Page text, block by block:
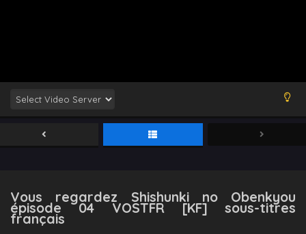
Vous regardez Shishunki no Obenkyou
épisode 04 VOSTFR [KF] sous-titres
français